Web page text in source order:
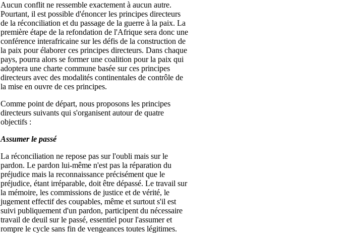
Aucun conflit ne ressemble exactement à aucun autre.
Pourtant, il est possible d'énoncer les principes directeurs
de la réconciliation et du passage de la guerre à la paix. La
première étape de la refondation de l'Afrique sera donc une
conférence interafricaine sur les défis de la construction de
la paix pour élaborer ces principes directeurs. Dans chaque
pays, pourra alors se former une coalition pour la paix qui
adoptera une charte commune basée sur ces principes
directeurs avec des modalités continentales de contrôle de
la mise en ouvre de ces principes.
Comme point de départ, nous proposons les principes
directeurs suivants qui s'organisent autour de quatre
objectifs :
Assumer le passé
La réconciliation ne repose pas sur l'oubli mais sur le
pardon. Le pardon lui-même n'est pas la réparation du
préjudice mais la reconnaissance précisément que le
préjudice, étant irréparable, doit être dépassé. Le travail sur
la mémoire, les commissions de justice et de vérité, le
jugement effectif des coupables, même et surtout s'il est
suivi publiquement d'un pardon, participent du nécessaire
travail de deuil sur le passé, essentiel pour l'assumer et
rompre le cycle sans fin de vengeances toutes légitimes.